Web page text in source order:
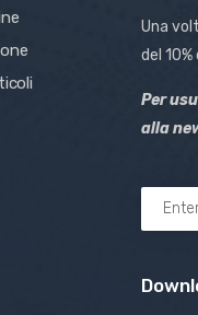
Una
del
Per
alla